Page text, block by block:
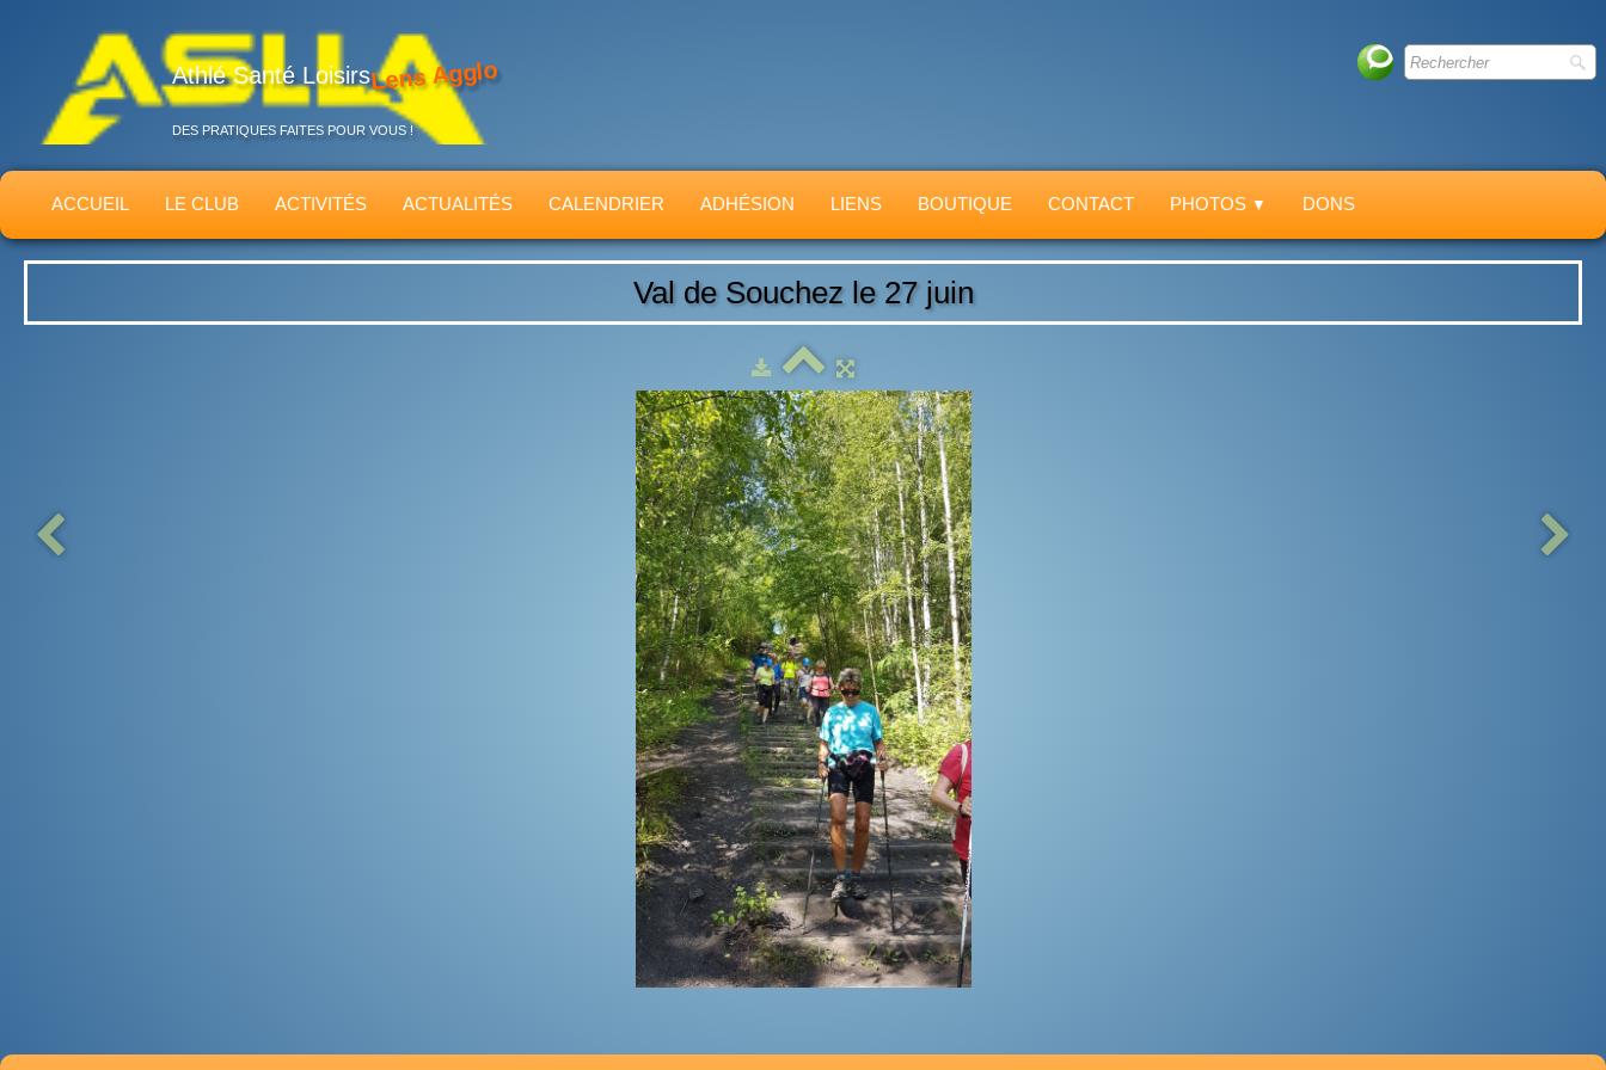
Athlé Santé LoisirsLens Agglo
DES PRATIQUES FAITES POUR VOUS !
ACCUEIL LE CLUB ACTIVITÉS ACTUALITÉS CALENDRIER ADHÉSION LIENS BOUTIQUE CONTACT PHOTOS ▼ DONS
Val de Souchez le 27 juin